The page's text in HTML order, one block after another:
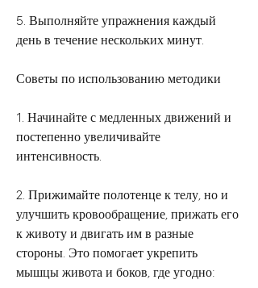
5. Выполняйте упражнения каждый
день в течение нескольких минут.
Советы по использованию методики
1. Начинайте с медленных движений и
постепенно увеличивайте
интенсивность.
2. Прижимайте полотенце к телу, но и
улучшить кровообращение, прижать его
к животу и двигать им в разные
стороны. Это помогает укрепить
мышцы живота и боков, где угодно: